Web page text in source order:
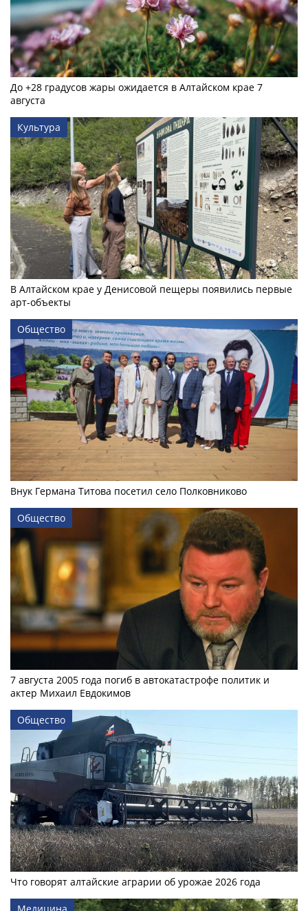
До +28 градусов жары ожидается в Алтайском крае 7
августа
Культура
В Алтайском крае у Денисовой пещеры появились первые
арт-объекты
Общество
Внук Германа Титова посетил село Полковниково
Общество
7 августа 2005 года погиб в автокатастрофе политик и
актер Михаил Евдокимов
Общество
Что говорят алтайские аграрии об урожае 2026 года